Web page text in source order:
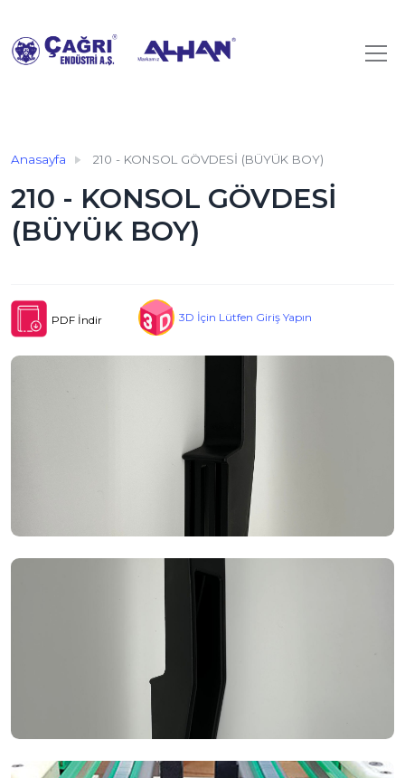
Anasayfa 210 - KONSOL GÖVDESİ (BÜYÜK BOY)
210 - KONSOL GÖVDESİ
(BÜYÜK BOY)
PDF İndir 3D İçin Lütfen Giriş Yapın